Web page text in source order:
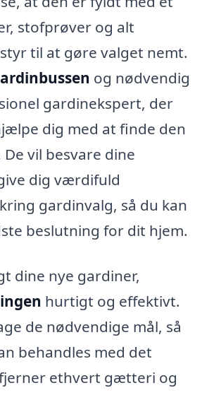
stofprøver og alt
til at gøre valget nemt.
og nødvendig
gardinekspert, der
dig med at finde den
vil besvare dine
dig værdifuld
gardinvalg, så du kan
beslutning for dit hjem.
dine nye gardiner,
hurtigt og effektivt.
de nødvendige mål, så
behandles med det
ethvert gætteri og